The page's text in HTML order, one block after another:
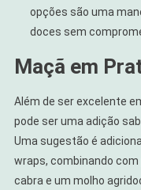
opções são uma
doces sem
Maçã em
Além de ser excelente
pode ser uma adição
Uma sugestão é
wraps, combinando
cabra e um molho